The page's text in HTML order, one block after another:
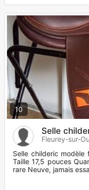
10
Selle
Fleurey-sur-
Selle childeric modèle
Taille 17,5 pouces
rare Neuve, jamais